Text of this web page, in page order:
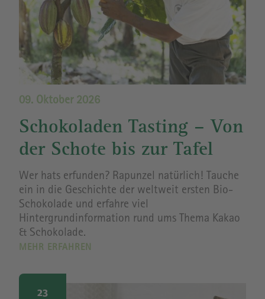
09. Oktober 2026
Schokoladen Tasting – Von
der Schote bis zur Tafel
Wer hats erfunden? Rapunzel natürlich! Tauche
ein in die Geschichte der weltweit ersten Bio-
Schokolade und erfahre viel
Hintergrundinformation rund ums Thema Kakao
& Schokolade.
MEHR ERFAHREN
Image
23